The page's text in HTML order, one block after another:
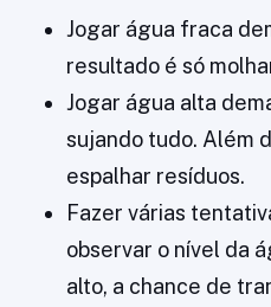
Jogar água fraca
resultado é só
Jogar água alta
sujando tudo. Além
espalhar resíduos.
Fazer várias
observar o nível da
alto, a chance de